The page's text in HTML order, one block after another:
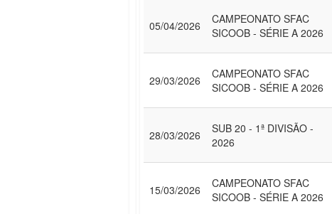
05/04/2026
CAMPEONATO SFAC
SICOOB - SÉRIE A 2026
29/03/2026
CAMPEONATO SFAC
SICOOB - SÉRIE A 2026
28/03/2026
SUB 20 - 1ª DIVISÃO -
2026
15/03/2026
CAMPEONATO SFAC
SICOOB - SÉRIE A 2026